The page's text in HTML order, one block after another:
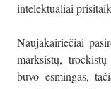
intelektualiai
Naujakairiečiai
marksistų,
buvo esmingas,